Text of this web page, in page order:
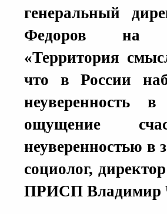
генеральный
Федоров на
«Территория
что в России
неуверенность
ощущение
неуверенностью в
социолог,
ПРИСП Владимир